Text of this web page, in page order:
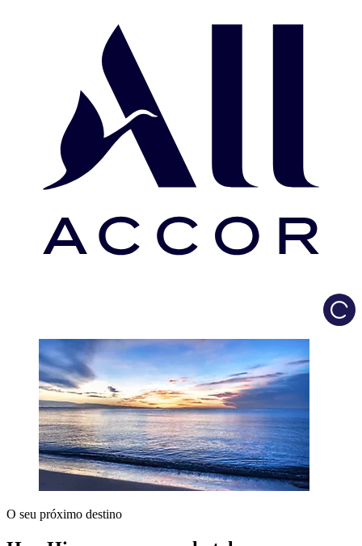
O seu próximo destino